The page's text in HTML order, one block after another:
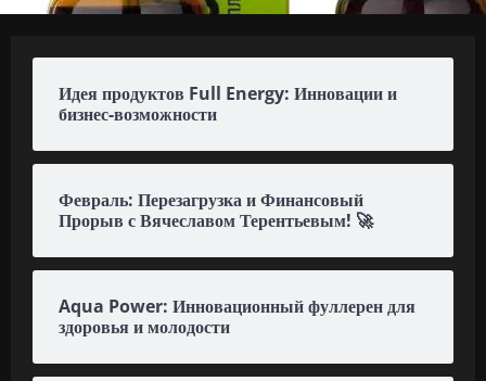
Идея продуктов Full Energy: Инновации и
бизнес-возможности
Февраль: Перезагрузка и Финансовый
Прорыв с Вячеславом Терентьевым! 🚀
Aqua Power: Инновационный фуллерен для
здоровья и молодости